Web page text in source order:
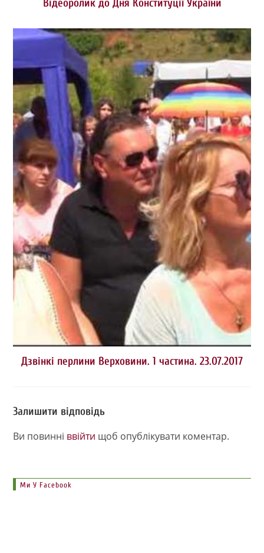
Відеоролик до Дня Конституції України
Дзвінкі перлини Верховини. 1 частина. 23.07.2017
Залишити відповідь
Ви повинні ввійти щоб опублікувати коментар.
Ми У Facebook